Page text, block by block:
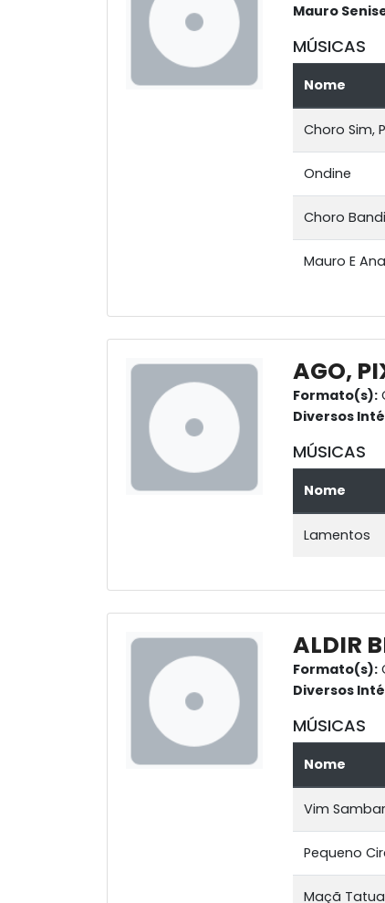
Mauro
MÚSICAS
Nome
Choro Sim,
Ondine
Choro
Mauro E Ana
AGO,
Formato(s):
Diversos
MÚSICAS
Nome
Lamentos
ALDIR
Formato(s):
Diversos
MÚSICAS
Nome
Vim Sambar
Pequeno
Maçã